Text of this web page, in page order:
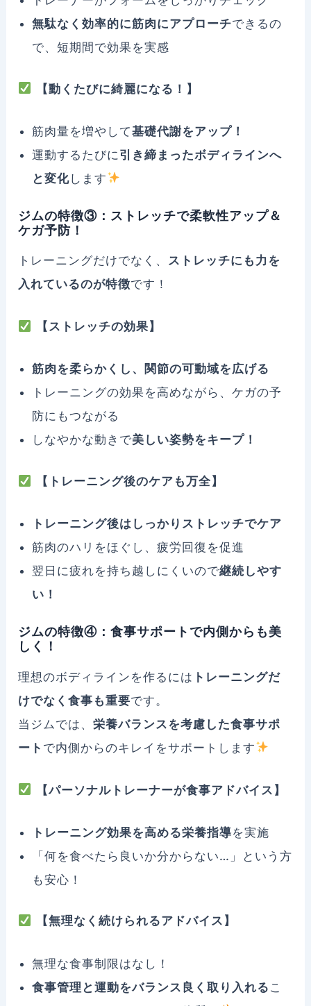
無駄なく効率的に筋肉にアプローチできるの
で、短期間で効果を実感
【動くたびに綺麗になる！】
筋肉量を増やして基礎代謝をアップ！
運動するたびに 引き締まったボディラインへ
と変化します
ジムの特徴③：ストレッチで柔軟性アップ＆
ケガ予防！
トレーニングだけでなく、 ストレッチにも力を
入れているのが特徴です！
【ストレッチの効果】
筋肉を柔らかくし、関節の可動域を広げる
トレーニングの効果を高めながら、ケガの予
防にもつながる
しなやかな動きで美しい姿勢をキープ！
【トレーニング後のケアも万全】
トレーニング後はしっかりストレッチでケア
筋肉のハリをほぐし、疲労回復を促進
翌日に疲れを持ち越しにくいので継続しやす
い！
ジムの特徴④：食事サポートで内側からも美
しく！
理想のボディラインを作るには トレーニングだ
けでなく食事も重要です。
当ジムでは、栄養バランスを考慮した食事サポ
ート で内側からのキレイをサポートします
【パーソナルトレーナーが食事アドバイス】
トレーニング効果を高める栄養指導を実施
「何を食べたら良いか分からない…」という方
も安心！
【無理なく続けられるアドバイス】
無理な食事制限はなし！
食事管理と運動をバランス良く取り入れる こ